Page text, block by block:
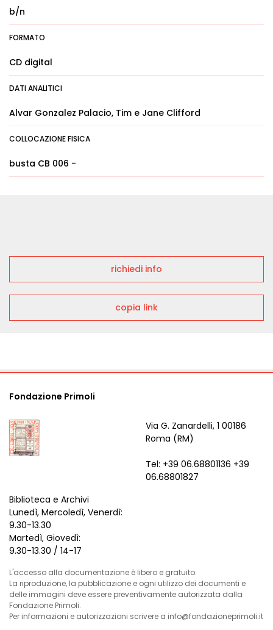
b/n
FORMATO
CD digital
DATI ANALITICI
Alvar Gonzalez Palacio, Tim e Jane Clifford
COLLOCAZIONE FISICA
busta CB 006 -
richiedi info
copia link
Fondazione Primoli
Via G. Zanardelli, 1 00186
Roma (RM)
Tel: +39 06.68801136 +39
06.68801827
Biblioteca e Archivi
Lunedì, Mercoledì, Venerdì:
9.30-13.30
Martedì, Giovedì:
9.30-13.30 / 14-17
L'accesso alla documentazione è libero e gratuito.
La riproduzione, la pubblicazione e ogni utilizzo dei documenti e
delle immagini deve essere preventivamente autorizzata dalla
Fondazione Primoli.
Per informazioni e autorizzazioni scrivere a info@fondazioneprimoli.it